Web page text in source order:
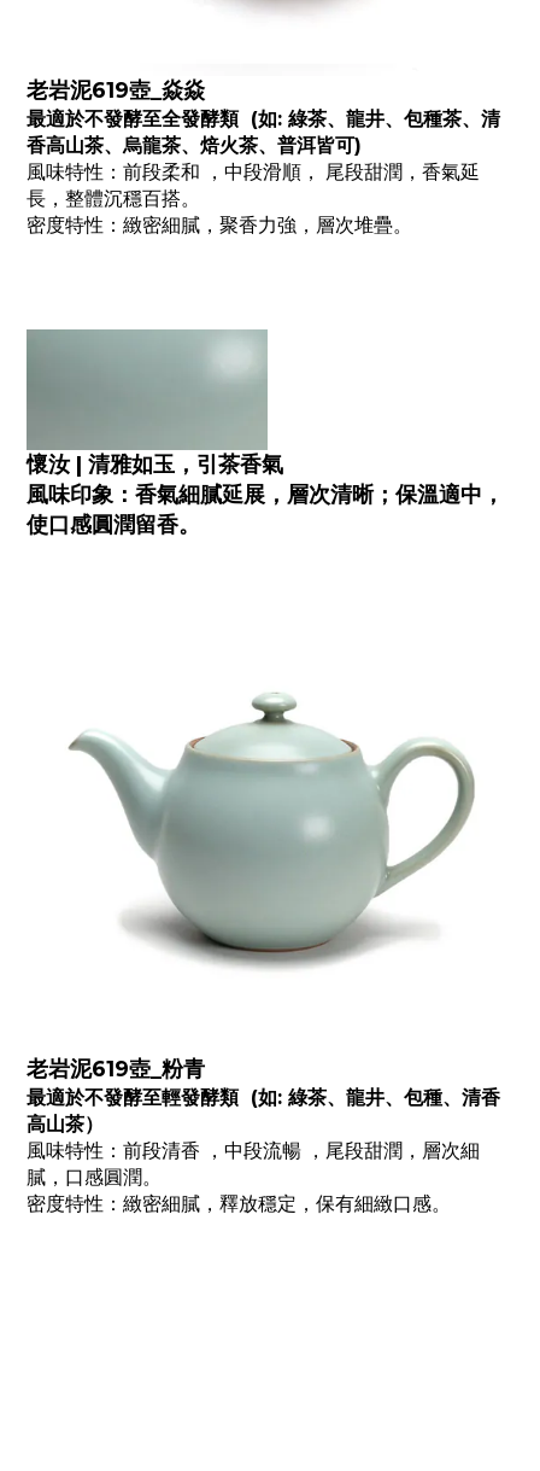
老岩泥619壺_焱焱
最適於不發酵至全發酵類 (如: 綠茶、龍井、包種茶、清
香高山茶、烏龍茶、焙火茶、普洱皆可)
風味特性：前段柔和 ，中段滑順， 尾段甜潤，香氣延
長，整體沉穩百搭。
密度特性：緻密細膩，聚香力強，層次堆疊。
懷汝 | 清雅如玉，引茶香氣
風味印象：香氣細膩延展，層次清晰；保溫適中，
使口感圓潤留香。
老岩泥619壺_粉青
最適於不發酵至輕發酵類 (如: 綠茶、龍井、包種、清香
高山茶）
風味特性：前段清香 ，中段流暢 ，尾段甜潤，層次細
膩，口感圓潤。
密度特性：緻密細膩，釋放穩定，保有細緻口感。